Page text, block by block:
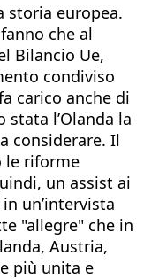
storia europea.
che al
Bilancio Ue,
condiviso
carico anche di
l’Olanda la
considerare. Il
le riforme
un assist ai
un’intervista
"allegre" che in
Austria,
più unita e